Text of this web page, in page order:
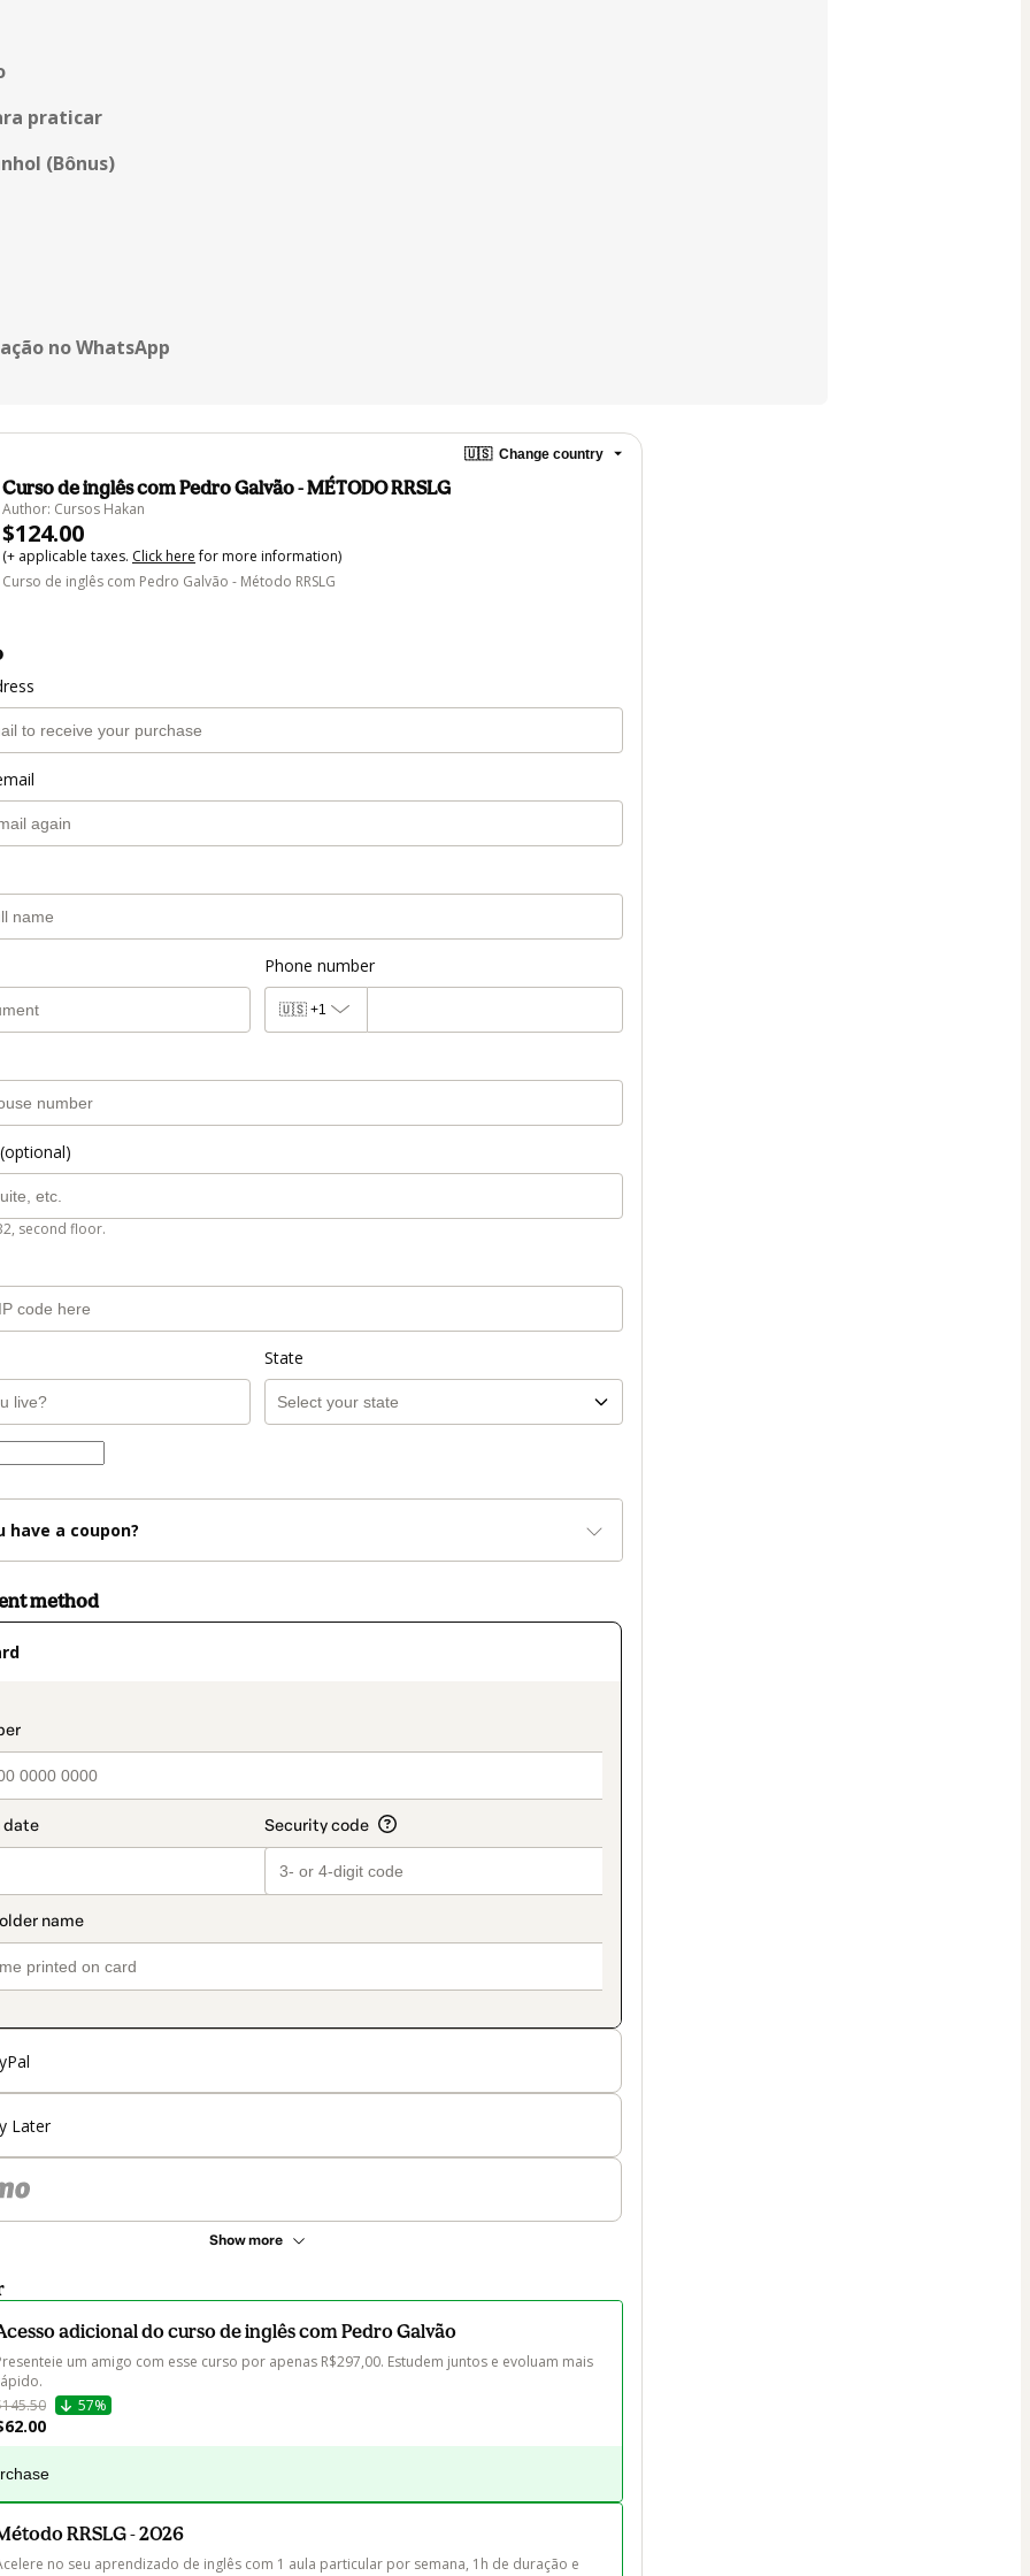
praticar
(Bônus)
no WhatsApp
🇺🇸 Change country
Curso de inglês com Pedro Galvão - MÉTODO RRSLG
Author: Cursos Hakan
$124.00
(+ applicable taxes. Click herefor more information)
Curso de inglês com Pedro Galvão - Método RRSLG
Phone number
🇺🇸 +1
second floor.
State
have a coupon?
method
Later
Show more
adicional do curso de inglês com Pedro Galvão
um amigo com esse curso por apenas R$297,00. Estudem juntos e evoluam mais
57%
RRSLG - 2026
no seu aprendizado de inglês com 1 aula particular por semana, 1h de duração e